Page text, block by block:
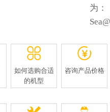
为：
如何选购合适
的机型
咨询产品价格